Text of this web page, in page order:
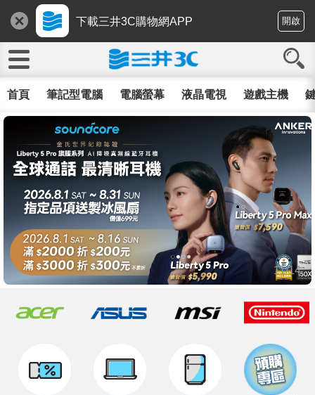
下載三井3C購物網APP 開啟
首頁 筆記型電腦 電腦螢幕 液晶電視 遊戲主機
11/14